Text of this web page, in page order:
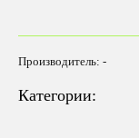
Производитель: -
Категории: